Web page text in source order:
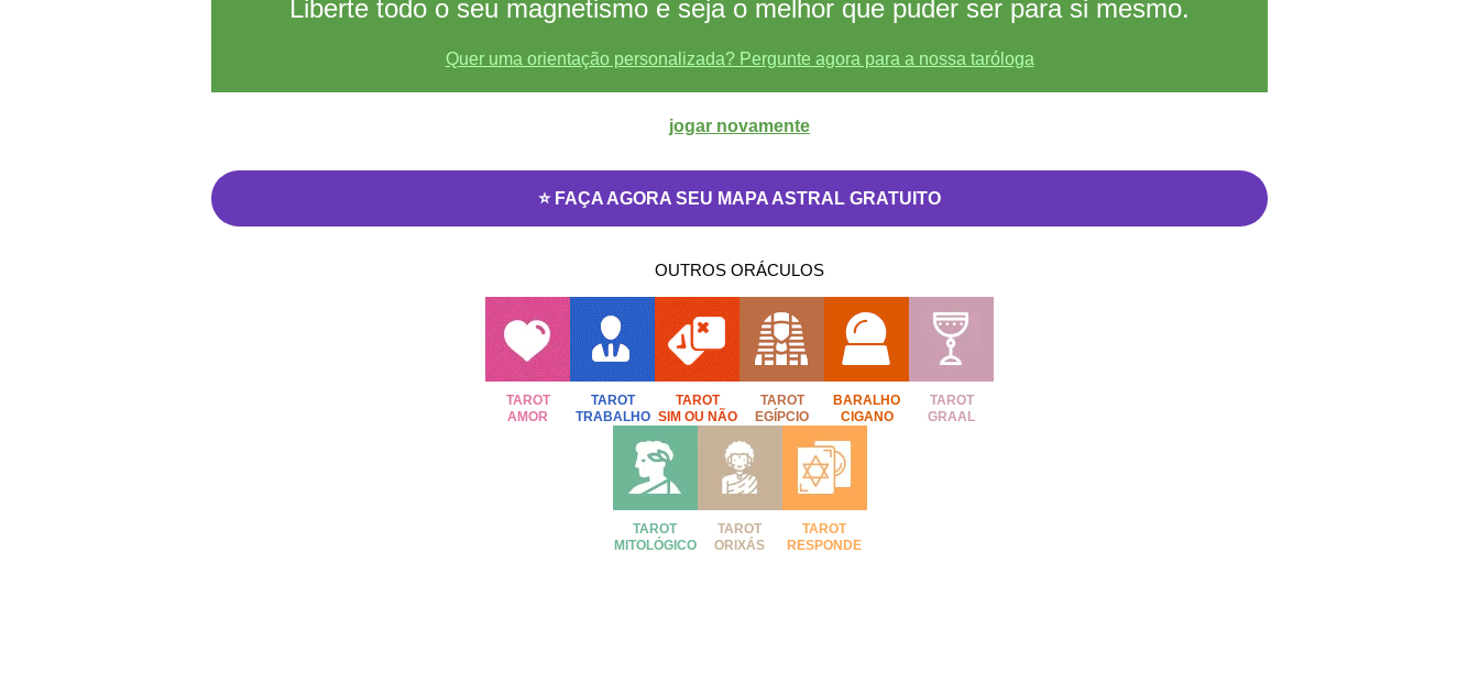
Liberte todo o seu magnetismo e seja o melhor que puder ser para si mesmo.
Quer uma orientação personalizada? Pergunte agora para a nossa taróloga
jogar novamente
⭐ FAÇA AGORA SEU MAPA ASTRAL GRATUITO
OUTROS ORÁCULOS
TAROT
AMOR
TAROT
TRABALHO
TAROT
SIM OU NÃO
TAROT
EGÍPCIO
BARALHO
CIGANO
TAROT
GRAAL
TAROT
MITOLÓGICO
TAROT
ORIXÁS
TAROT
RESPONDE